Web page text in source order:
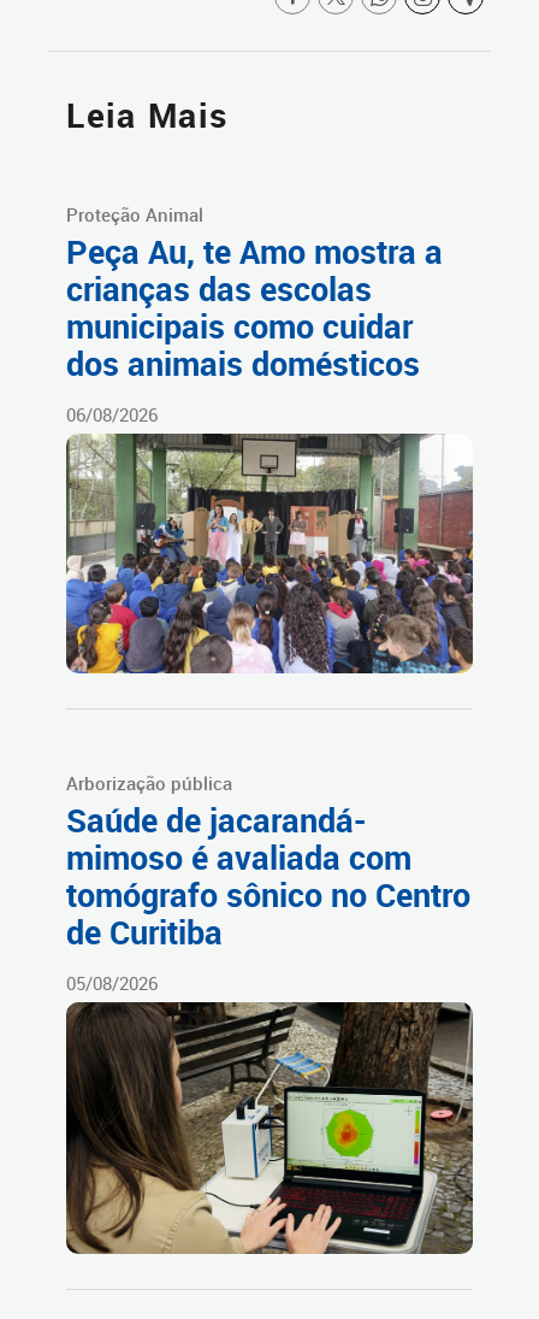
Leia Mais
Proteção Animal
Peça Au, te Amo mostra a
crianças das escolas
municipais como cuidar
dos animais domésticos
06/08/2026
Arborização pública
Saúde de jacarandá-
mimoso é avaliada com
tomógrafo sônico no Centro
de Curitiba
05/08/2026